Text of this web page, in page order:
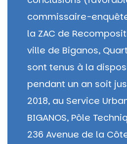
commissaire-
la ZAC de
ville de Biganos,
sont tenus à la
pendant un an soit
2018, au Service
BIGANOS, Pôle
236 Avenue de la